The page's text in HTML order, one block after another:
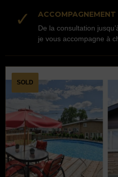
✓
De la consultation
je vous accompagne à
SOLD